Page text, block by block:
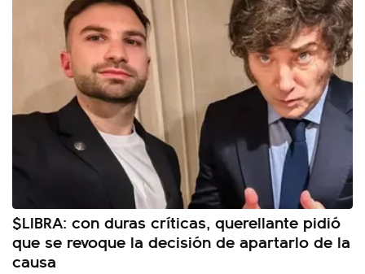
$LIBRA: con duras críticas, querellante pidió
que se revoque la decisión de apartarlo de la
causa